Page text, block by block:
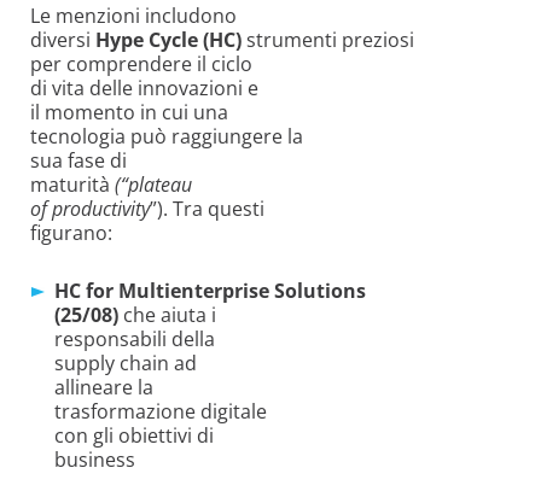
Le menzioni includono
diversi Hype Cycle (HC)strumenti preziosi
per comprendere il ciclo
di vita delle innovazioni e
il momento in cui una
tecnologia può raggiungere la
sua fase di
maturità (“plateau
of productivity”). Tra questi
figurano:
HC for Multienterprise Solutions
(25/08) che aiuta i
responsabili della
supply chain ad
allineare la
trasformazione digitale
con gli obiettivi di
business